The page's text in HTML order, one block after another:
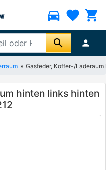
directions_car favorite shopping_cart
search person
Gasfeder, Koffer-/
hinten links hinten